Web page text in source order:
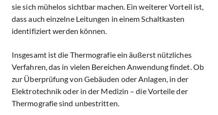
sie sich mühelos sichtbar machen. Ein weiterer Vorteil ist,
dass auch einzelne Leitungen in einem Schaltkasten
identifiziert werden können.
Insgesamt ist die Thermografie ein äußerst nützliches
Verfahren, das in vielen Bereichen Anwendung findet. Ob
zur Überprüfung von Gebäuden oder Anlagen, in der
Elektrotechnik oder in der Medizin – die Vorteile der
Thermografie sind unbestritten.